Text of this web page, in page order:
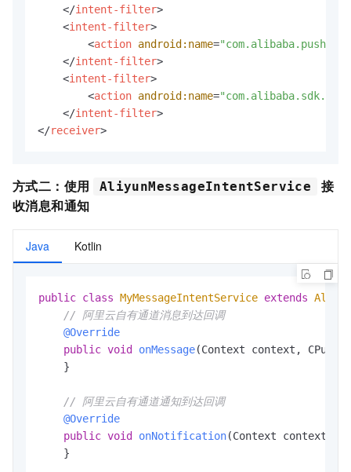
</intent-filter>
<intent-filter>
<action android:name=
</intent-filter>
<intent-filter>
<action android:name=
</intent-filter>
</receiver>
方式二：使用 AliyunMessageIntentService
接
收消息和通知
Java Kotlin
public class MyMessageIntentService extends
// 阿里云自有通道消息到达回调
@Override
public void onMessage(Context context,
    }
// 阿里云自有通道通知到达回调
@Override
public void onNotification(Context context,
    }